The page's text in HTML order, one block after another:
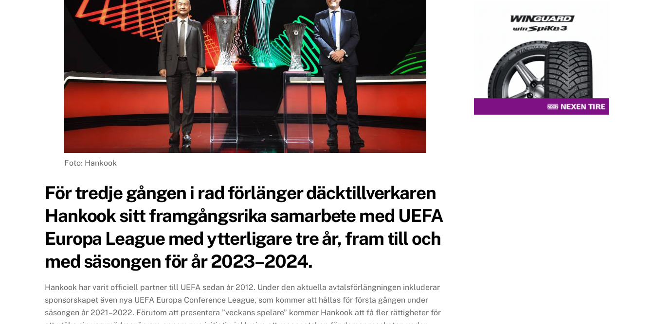
Foto: Hankook
För tredje gången i rad förlänger däcktillverkaren
Hankook sitt framgångsrika samarbete med UEFA
Europa League med ytterligare tre år, fram till och
med säsongen för år 2023–2024.
Hankook har varit officiell partner till UEFA sedan år 2012. Under den aktuella avtalsförlängningen inkluderar
sponsorskapet även nya UEFA Europa Conference League, som kommer att hållas för första gången under
säsongen år 2021–2022. Förutom att presentera ”veckans spelare” kommer Hankook att få fler rättigheter för